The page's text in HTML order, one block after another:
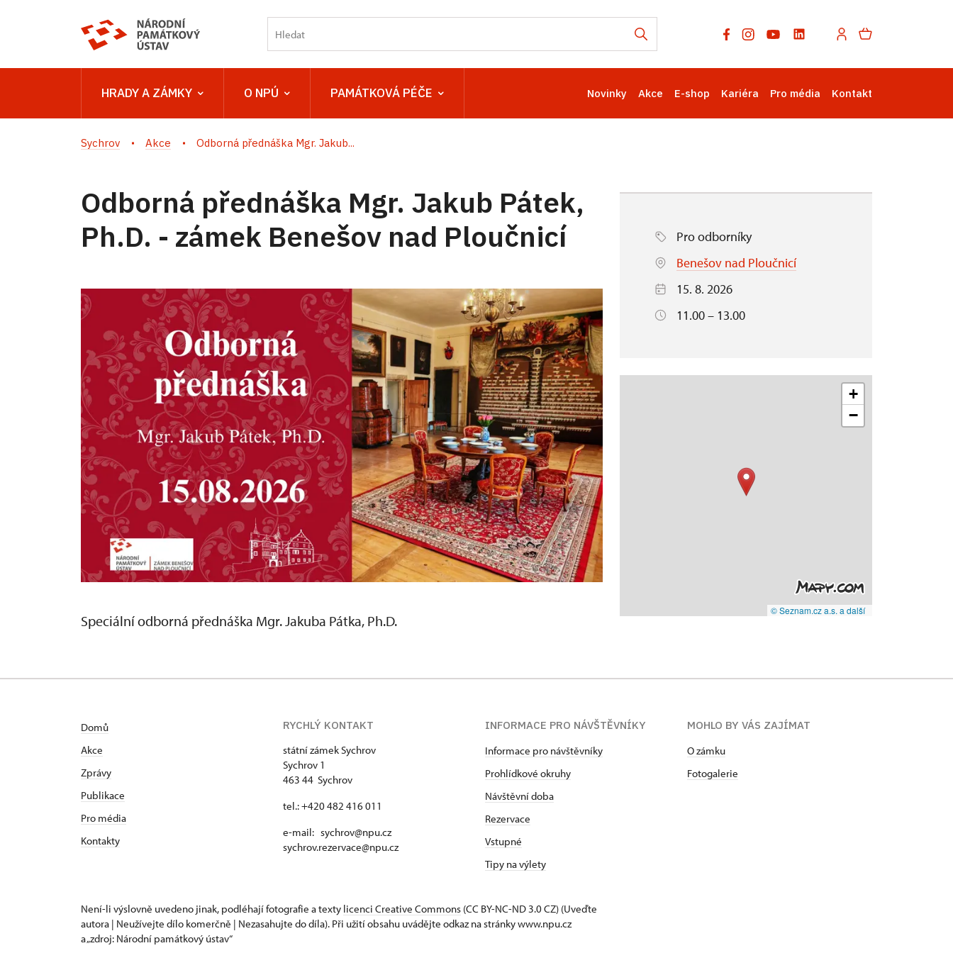
HRADY A ZÁMKY O NPÚ PAMÁTKOVÁ PÉČE Novinky Akce E-shop Kariéra Pro média Kontakt
Sychrov Akce Odborná přednáška Mgr. Jakub...
Odborná přednáška Mgr. Jakub Pátek,
Ph.D. - zámek Benešov nad Ploučnicí
Speciální odborná přednáška Mgr. Jakuba Pátka, Ph.D.
Pro odborníky
Benešov nad Ploučnicí
15. 8. 2026
11.00 – 13.00
+
−
© Seznam.cz a.s. a další
Domů
Akce
Zprávy
Publikace
Pro média
Kontakty
RYCHLÝ KONTAKT
státní zámek Sychrov
Sychrov 1
463 44 Sychrov
tel.: +420 482 416 011
e-mail: sychrov@npu.cz
sychrov.rezervace@npu.cz
INFORMACE PRO NÁVŠTĚVNÍKY
Informace pro návštěvníky
Prohlídkové okruhy
Návštěvní doba
Rezervace
Vstupné
Tipy na výlety
MOHLO BY VÁS ZAJÍMAT
O zámku
Fotogalerie
Není-li výslovně uvedeno jinak, podléhají fotografie a texty licenci Creative Commons (CC BY-NC-ND 3.0 CZ) (Uveďte
autora | Neužívejte dílo komerčně | Nezasahujte do díla). Při užití obsahu uvádějte odkaz na stránky www.npu.cz
a „zdroj: Národní památkový ústav“